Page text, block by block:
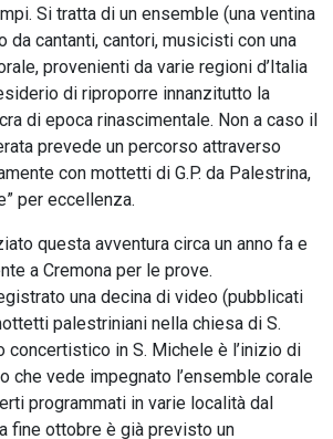
Si tratta di un ensemble (una ventina
da cantanti, cantori, musicisti con una
provenienti da varie regioni d’Italia
di riproporre innanzitutto la
di epoca rinascimentale. Non a caso il
prevede un percorso attraverso
con mottetti di G.P. da Palestrina,
per eccellenza.
questa avventura circa un anno fa e
a Cremona per le prove.
una decina di video (pubblicati
palestriniani nella chiesa di S.
concertistico in S. Michele è l’inizio di
che vede impegnato l’ensemble corale
programmati in varie località dal
fine ottobre è già previsto un